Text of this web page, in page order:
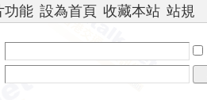
功能 設為首頁 收藏本站 站規